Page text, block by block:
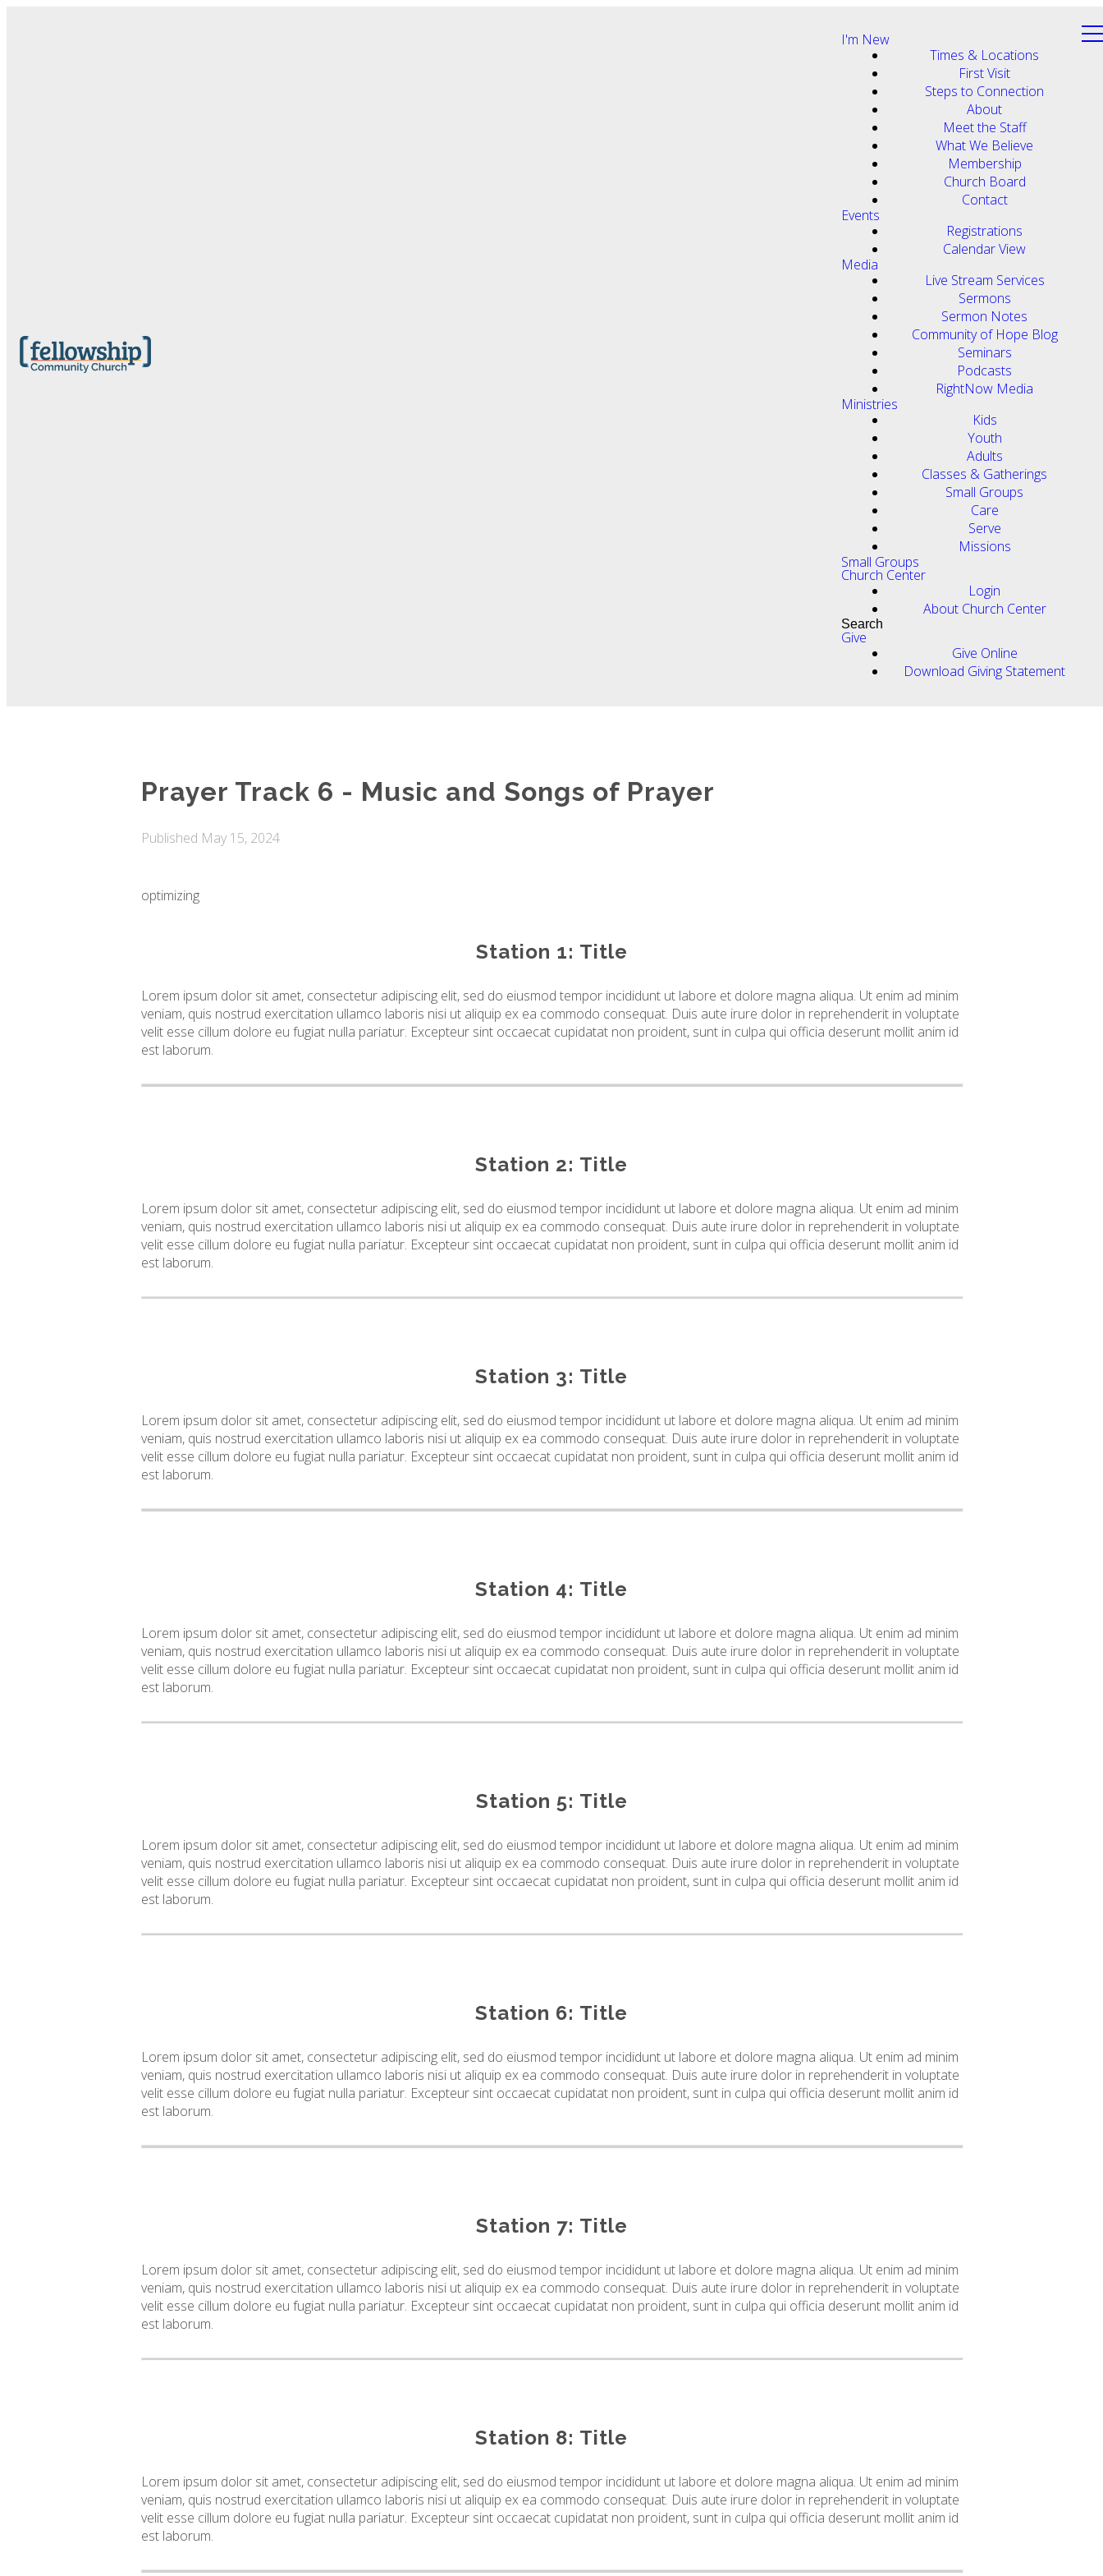
I'm New
Times & Locations
First Visit
Steps to Connection
About
Meet the Staff
What We Believe
Membership
Church Board
Contact
Events
Registrations
Calendar View
Media
Live Stream Services
Sermons
Sermon Notes
Community of Hope Blog
Seminars
Podcasts
RightNow Media
Ministries
Kids
Youth
Adults
Classes & Gatherings
Small Groups
Care
Serve
Missions
Small Groups
Church Center
Login
About Church Center
Search
Give
Give Online
Download Giving Statement
Prayer Track 6 - Music and Songs of Prayer
Published May 15, 2024
optimizing
Station 1: Title
Lorem ipsum dolor sit amet, consectetur adipiscing elit, sed do eiusmod tempor incididunt ut labore et dolore magna aliqua. Ut enim ad minim
veniam, quis nostrud exercitation ullamco laboris nisi ut aliquip ex ea commodo consequat. Duis aute irure dolor in reprehenderit in voluptate
velit esse cillum dolore eu fugiat nulla pariatur. Excepteur sint occaecat cupidatat non proident, sunt in culpa qui officia deserunt mollit anim id
est laborum.
Station 2: Title
Lorem ipsum dolor sit amet, consectetur adipiscing elit, sed do eiusmod tempor incididunt ut labore et dolore magna aliqua. Ut enim ad minim
veniam, quis nostrud exercitation ullamco laboris nisi ut aliquip ex ea commodo consequat. Duis aute irure dolor in reprehenderit in voluptate
velit esse cillum dolore eu fugiat nulla pariatur. Excepteur sint occaecat cupidatat non proident, sunt in culpa qui officia deserunt mollit anim id
est laborum.
Station 3: Title
Lorem ipsum dolor sit amet, consectetur adipiscing elit, sed do eiusmod tempor incididunt ut labore et dolore magna aliqua. Ut enim ad minim
veniam, quis nostrud exercitation ullamco laboris nisi ut aliquip ex ea commodo consequat. Duis aute irure dolor in reprehenderit in voluptate
velit esse cillum dolore eu fugiat nulla pariatur. Excepteur sint occaecat cupidatat non proident, sunt in culpa qui officia deserunt mollit anim id
est laborum.
Station 4: Title
Lorem ipsum dolor sit amet, consectetur adipiscing elit, sed do eiusmod tempor incididunt ut labore et dolore magna aliqua. Ut enim ad minim
veniam, quis nostrud exercitation ullamco laboris nisi ut aliquip ex ea commodo consequat. Duis aute irure dolor in reprehenderit in voluptate
velit esse cillum dolore eu fugiat nulla pariatur. Excepteur sint occaecat cupidatat non proident, sunt in culpa qui officia deserunt mollit anim id
est laborum.
Station 5: Title
Lorem ipsum dolor sit amet, consectetur adipiscing elit, sed do eiusmod tempor incididunt ut labore et dolore magna aliqua. Ut enim ad minim
veniam, quis nostrud exercitation ullamco laboris nisi ut aliquip ex ea commodo consequat. Duis aute irure dolor in reprehenderit in voluptate
velit esse cillum dolore eu fugiat nulla pariatur. Excepteur sint occaecat cupidatat non proident, sunt in culpa qui officia deserunt mollit anim id
est laborum.
Station 6: Title
Lorem ipsum dolor sit amet, consectetur adipiscing elit, sed do eiusmod tempor incididunt ut labore et dolore magna aliqua. Ut enim ad minim
veniam, quis nostrud exercitation ullamco laboris nisi ut aliquip ex ea commodo consequat. Duis aute irure dolor in reprehenderit in voluptate
velit esse cillum dolore eu fugiat nulla pariatur. Excepteur sint occaecat cupidatat non proident, sunt in culpa qui officia deserunt mollit anim id
est laborum.
Station 7: Title
Lorem ipsum dolor sit amet, consectetur adipiscing elit, sed do eiusmod tempor incididunt ut labore et dolore magna aliqua. Ut enim ad minim
veniam, quis nostrud exercitation ullamco laboris nisi ut aliquip ex ea commodo consequat. Duis aute irure dolor in reprehenderit in voluptate
velit esse cillum dolore eu fugiat nulla pariatur. Excepteur sint occaecat cupidatat non proident, sunt in culpa qui officia deserunt mollit anim id
est laborum.
Station 8: Title
Lorem ipsum dolor sit amet, consectetur adipiscing elit, sed do eiusmod tempor incididunt ut labore et dolore magna aliqua. Ut enim ad minim
veniam, quis nostrud exercitation ullamco laboris nisi ut aliquip ex ea commodo consequat. Duis aute irure dolor in reprehenderit in voluptate
velit esse cillum dolore eu fugiat nulla pariatur. Excepteur sint occaecat cupidatat non proident, sunt in culpa qui officia deserunt mollit anim id
est laborum.